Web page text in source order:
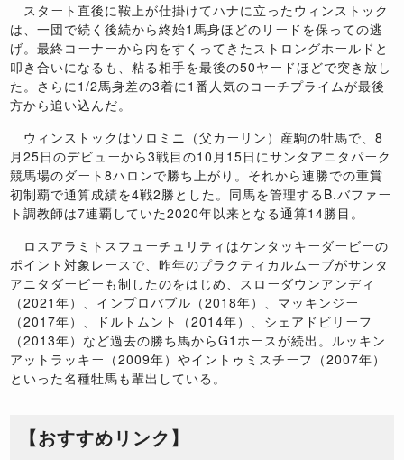
スタート直後に鞍上が仕掛けてハナに立ったウィンストック
は、一団で続く後続から終始1馬身ほどのリードを保っての逃
げ。最終コーナーから内をすくってきたストロングホールドと
叩き合いになるも、粘る相手を最後の50ヤードほどで突き放し
た。さらに1/2馬身差の3着に1番人気のコーチプライムが最後
方から追い込んだ。
ウィンストックはソロミニ（父カーリン）産駒の牡馬で、8
月25日のデビューから3戦目の10月15日にサンタアニタパーク
競馬場のダート8ハロンで勝ち上がり。それから連勝での重賞
初制覇で通算成績を4戦2勝とした。同馬を管理するB.バファー
ト調教師は7連覇していた2020年以来となる通算14勝目。
ロスアラミトスフューチュリティはケンタッキーダービーの
ポイント対象レースで、昨年のプラクティカルムーブがサンタ
アニタダービーも制したのをはじめ、スローダウンアンディ
（2021年）、インプロバブル（2018年）、マッキンジー
（2017年）、ドルトムント（2014年）、シェアドビリーフ
（2013年）など過去の勝ち馬からG1ホースが続出。ルッキン
アットラッキー（2009年）やイントゥミスチーフ（2007年）
といった名種牡馬も輩出している。
【おすすめリンク】